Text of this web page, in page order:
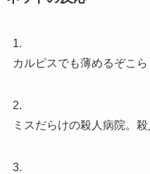
1.
カルピスでも薄めるぞこら
2.
ミスだらけの殺人病院。
3.